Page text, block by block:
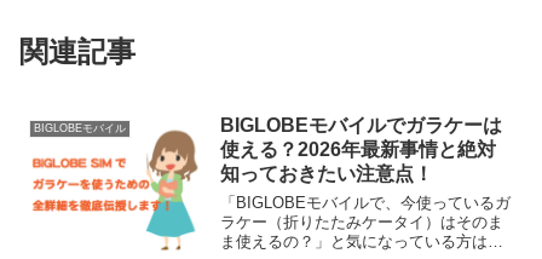
関連記事
BIGLOBEモバイル
BIGLOBEモバイルでガラケーは
使える？2026年最新事情と絶対
知っておきたい注意点！
「BIGLOBEモバイルで、今使っているガ
ラケー（折りたたみケータイ）はそのま
ま使えるの？」と気になっている方は意